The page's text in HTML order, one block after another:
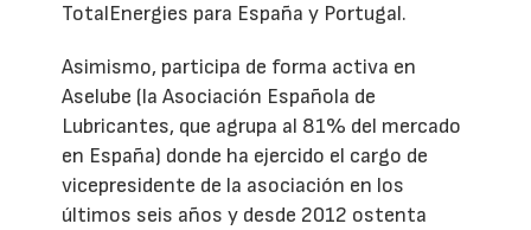
TotalEnergies para España y Portugal.
Asimismo, participa de forma activa en
Aselube (la Asociación Española de
Lubricantes, que agrupa al 81% del mercado
en España) donde ha ejercido el cargo de
vicepresidente de la asociación en los
últimos seis años y desde 2012 ostenta